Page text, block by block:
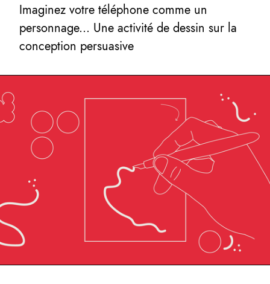
Imaginez votre téléphone comme un
personnage... Une activité de dessin sur la
conception persuasive